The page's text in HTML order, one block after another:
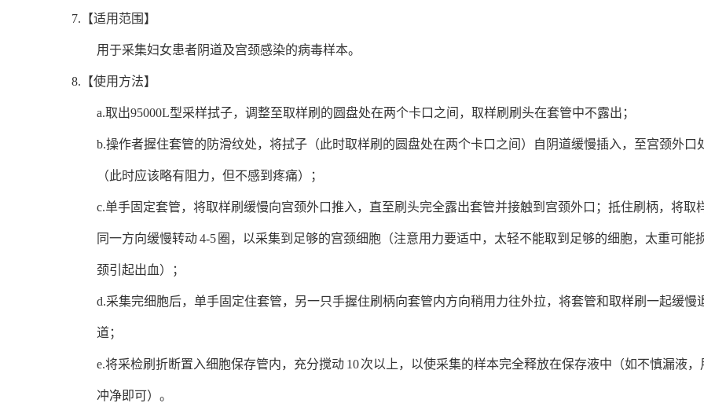
7.【适用范围】
用于采集妇女患者阴道及宫颈感染的病毒样本。
8.【使用方法】
a.取出95000L型采样拭子，调整至取样刷的圆盘处在两个卡口之间，取样刷刷头在套管中不露出；
b.操作者握住套管的防滑纹处，将拭子（此时取样刷的圆盘处在两个卡口之间）自阴道缓慢插入，至宫颈外口
（此时应该略有阻力，但不感到疼痛）；
c.单手固定套管，将取样刷缓慢向宫颈外口推入，直至刷头完全露出套管并接触到宫颈外口；抵住刷柄，将取
同一方向缓慢转动 4-5 圈，以采集到足够的宫颈细胞（注意用力要适中，太轻不能取到足够的细胞，太重可能
颈引起出血）；
d.采集完细胞后，单手固定住套管，另一只手握住刷柄向套管内方向稍用力往外拉，将套管和取样刷一起缓慢
道；
e.将采检刷折断置入细胞保存管内，充分搅动 10 次以上，以使采集的样本完全释放在保存液中（如不慎漏液，
冲净即可）。